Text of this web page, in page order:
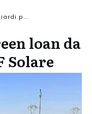
loan da
Solare